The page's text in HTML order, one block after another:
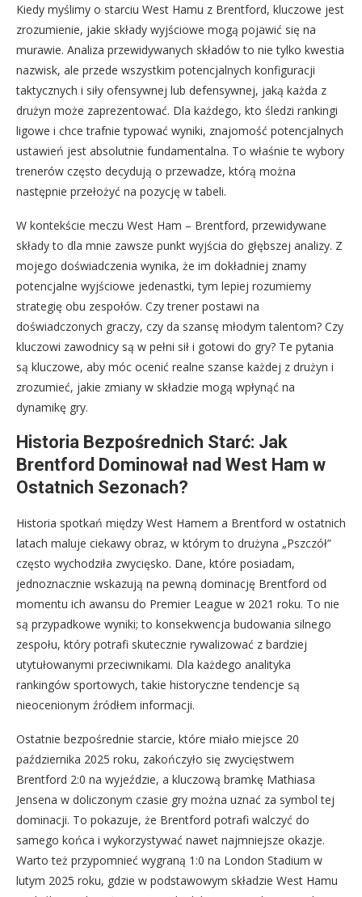
Kiedy myślimy o starciu West Hamu z Brentford, kluczowe jest
zrozumienie, jakie składy wyjściowe mogą pojawić się na
murawie. Analiza przewidywanych składów to nie tylko kwestia
nazwisk, ale przede wszystkim potencjalnych konfiguracji
taktycznych i siły ofensywnej lub defensywnej, jaką każda z
drużyn może zaprezentować. Dla każdego, kto śledzi rankingi
ligowe i chce trafnie typować wyniki, znajomość potencjalnych
ustawień jest absolutnie fundamentalna. To właśnie te wybory
trenerów często decydują o przewadze, którą można
następnie przełożyć na pozycję w tabeli.
W kontekście meczu West Ham – Brentford, przewidywane
składy to dla mnie zawsze punkt wyjścia do głębszej analizy. Z
mojego doświadczenia wynika, że im dokładniej znamy
potencjalne wyjściowe jedenastki, tym lepiej rozumiemy
strategię obu zespołów. Czy trener postawi na
doświadczonych graczy, czy da szansę młodym talentom? Czy
kluczowi zawodnicy są w pełni sił i gotowi do gry? Te pytania
są kluczowe, aby móc ocenić realne szanse każdej z drużyn i
zrozumieć, jakie zmiany w składzie mogą wpłynąć na
dynamikę gry.
Historia Bezpośrednich Starć: Jak
Brentford Dominował nad West Ham w
Ostatnich Sezonach?
Historia spotkań między West Hamem a Brentford w ostatnich
latach maluje ciekawy obraz, w którym to drużyna „Pszczół”
często wychodziła zwycięsko. Dane, które posiadam,
jednoznacznie wskazują na pewną dominację Brentford od
momentu ich awansu do Premier League w 2021 roku. To nie
są przypadkowe wyniki; to konsekwencja budowania silnego
zespołu, który potrafi skutecznie rywalizować z bardziej
utytułowanymi przeciwnikami. Dla każdego analityka
rankingów sportowych, takie historyczne tendencje są
nieocenionym źródłem informacji.
Ostatnie bezpośrednie starcie, które miało miejsce 20
października 2025 roku, zakończyło się zwycięstwem
Brentford 2:0 na wyjeździe, a kluczową bramkę Mathiasa
Jensena w doliczonym czasie gry można uznać za symbol tej
dominacji. To pokazuje, że Brentford potrafi walczyć do
samego końca i wykorzystywać nawet najmniejsze okazje.
Warto też przypomnieć wygraną 1:0 na London Stadium w
lutym 2025 roku, gdzie w podstawowym składzie West Hamu